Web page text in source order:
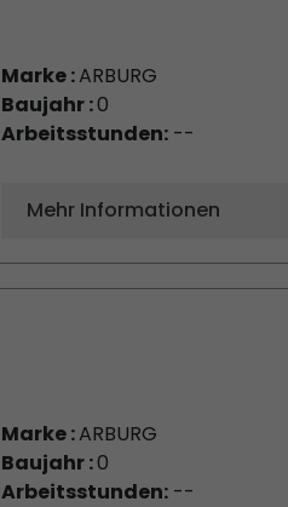
Marke :ARBURG
Baujahr :0
Arbeitsstunden:--
Mehr Informationen
Marke :ARBURG
Baujahr :0
Arbeitsstunden:--